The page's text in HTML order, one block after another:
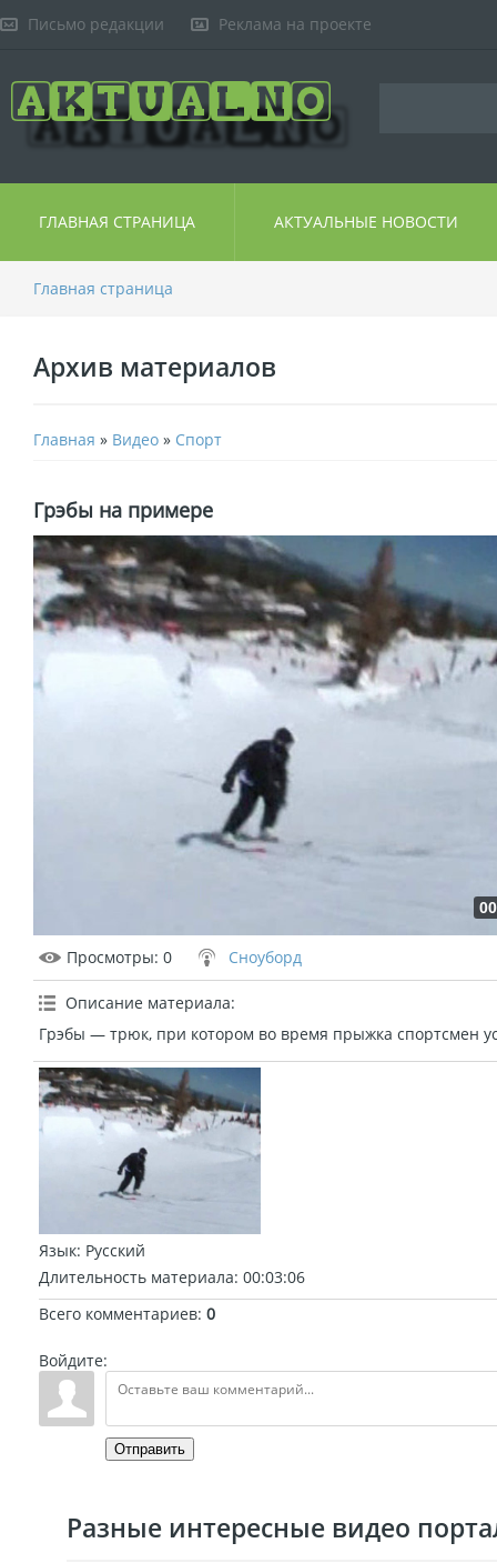
Письмо редакции Реклама на проекте
ГЛАВНАЯ СТРАНИЦА АКТУАЛЬНЫЕ НОВОСТИ
Главная страница
Архив материалов
Главная » Видео » Спорт
Грэбы на примере
Просмотры: 0 Сноуборд
Описание материала:
Грэбы — трюк, при котором во время прыжка спортсмен
Язык: Русский
Длительность материала: 00:03:06
Всего комментариев: 0
Войдите:
Отправить
Разные интересные видео